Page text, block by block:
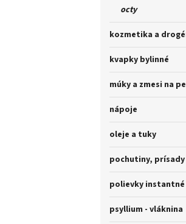
octy
kozmetika a
kvapky bylinné
múky a zmesi na
nápoje
oleje a tuky
pochutiny,
polievky instantné
psyllium - vláknina